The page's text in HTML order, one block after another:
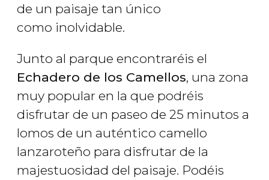
de un paisaje tan único
como inolvidable.
Junto al parque encontraréis el
Echadero de los Camellos, una zona
muy popular en la que podréis
disfrutar de un paseo de 25 minutos a
lomos de un auténtico camello
lanzaroteño para disfrutar de la
majestuosidad del paisaje. Podéis